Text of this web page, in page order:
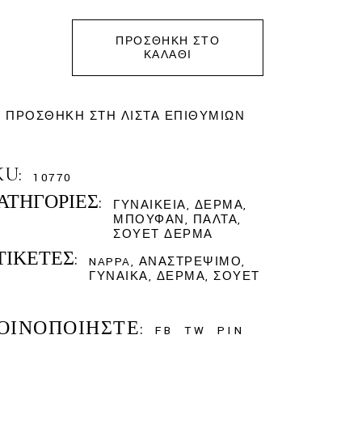
ΠΡΟΣΘΉΚΗ ΣΤΟ
ΚΑΛΆΘΙ
ΠΡΟΣΘΉΚΗ ΣΤΗ ΛΊΣΤΑ ΕΠΙΘΥΜΙΏΝ
10770
ΓΥΝΑΙΚΕΊΑ, ΔΈΡΜΑ,
ΜΠΟΥΦΆΝ, ΠΑΛΤΆ,
ΣΟΥΈΤ ΔΈΡΜΑ
NAPPA, ΑΝΑΣΤΡΈΨΙΜΟ,
ΓΥΝΑΊΚΑ, ΔΈΡΜΑ,ΣΟΥΈΤ
FB TW PIN